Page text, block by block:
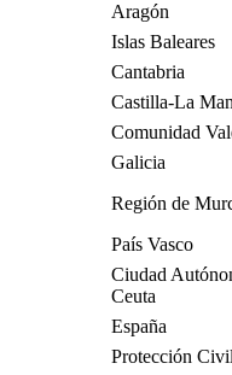
Aragón
Islas Baleares
Cantabria
Castilla-La
Comunidad
Galicia
Región de
País Vasco
Ciudad
Ceuta
España
Protección Civil